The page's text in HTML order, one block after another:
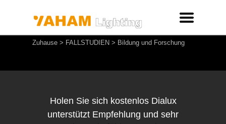
Zuhause > FALLSTUDIEN > Bildung und Forschung
Holen Sie sich kostenlos Dialux
unterstützt Empfehlung und sehr